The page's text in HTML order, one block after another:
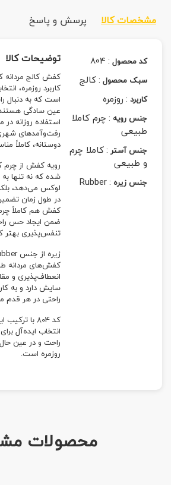
مشخصات کالا پرسش و پاسخ
کد محصول :
804
سبک محصول :کالج
کاربرد :روزمره
جنس رویه :چرم کاملا
طبیعی
جنس آستر :کاملا چرم
و طبیعی
جنس زیره :
Rubber
توضیحات کالا
کاربرد روزمره،
است که به دنبال
عین سادگی
استفاده روزانه
رفت‌وآمدهای
دوستانه، کاملاً
رویه کفش از چرم
شده که نه تنها
لوکس می‌دهد،
در طول زمان
کفش هم کاملاً
ضمن ایجاد حس
تنفس‌پذیری
کفش‌های مردانه
انعطاف‌پذیری و
سایش دارد و به
راحتی در هر قدم
کد 804 با
انتخاب ایده‌آل
راحت و در عین
روزمره است.
محصولات